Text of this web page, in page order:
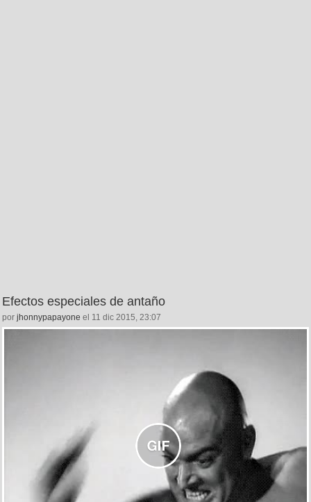
Efectos especiales de antaño
por jhonnypapayone el 11 dic 2015, 23:07